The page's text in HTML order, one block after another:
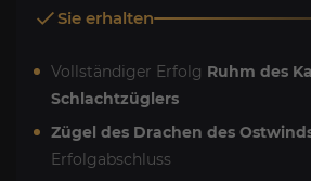
Sie erhalten
Vollständiger Erfolg Ruhm des
Schlachtzüglers
Zügel des Drachen des
Erfolgabschluss